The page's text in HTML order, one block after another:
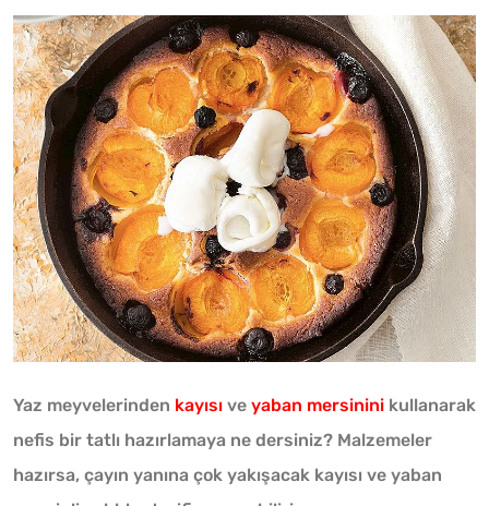
Yaz meyvelerinden kayısı ve yaban mersinini kullanarak
nefis bir tatlı hazırlamaya ne dersiniz? Malzemeler
hazırsa, çayın yanına çok yakışacak kayısı ve yaban